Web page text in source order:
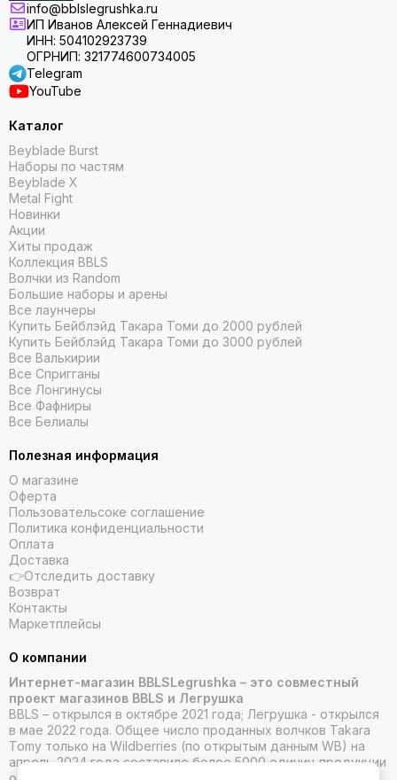
info@bblslegrushka.ru
ИП Иванов Алексей Геннадиевич
ИНН: 504102923739
ОГРНИП: 321774600734005
Telegram
YouTube
Каталог
Beyblade Burst
Наборы по частям
Beyblade X
Metal Fight
Новинки
Акции
Хиты продаж
Коллекция BBLS
Волчки из Random
Большие наборы и арены
Все лаунчеры
Купить Бейблэйд Такара Томи до 2000 рублей
Купить Бейблэйд Такара Томи до 3000 рублей
Все Валькирии
Все Спригганы
Все Лонгинусы
Все Фафниры
Все Белиалы
Полезная информация
О магазине
Оферта
Пользовательсоке соглашение
Политика конфиденциальности
Оплата
Доставка
👉Отследить доставку
Возврат
Контакты
Маркетплейсы
О компании
Интернет-магазин BBLSLegrushka – это совместный
проект магазинов BBLS и Легрушка
BBLS – открылся в октябре 2021 года; Легрушка - открылся
в мае 2022 года. Общее число проданных волчков Takara
Tomy только на Wildberries (по открытым данным WB) на
апрель 2024 года составило более 5000 единиц продукции